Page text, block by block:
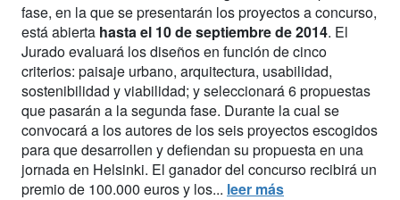
fase, en la que se presentarán los proyectos a concurso,
está abierta hasta el 10 de septiembre de 2014. El
Jurado evaluará los diseños en función de cinco
criterios: paisaje urbano, arquitectura, usabilidad,
sostenibilidad y viabilidad; y seleccionará 6 propuestas
que pasarán a la segunda fase. Durante la cual se
convocará a los autores de los seis proyectos escogidos
para que desarrollen y defiendan su propuesta en una
jornada en Helsinki. El ganador del concurso recibirá un
premio de 100.000 euros y los... leer más